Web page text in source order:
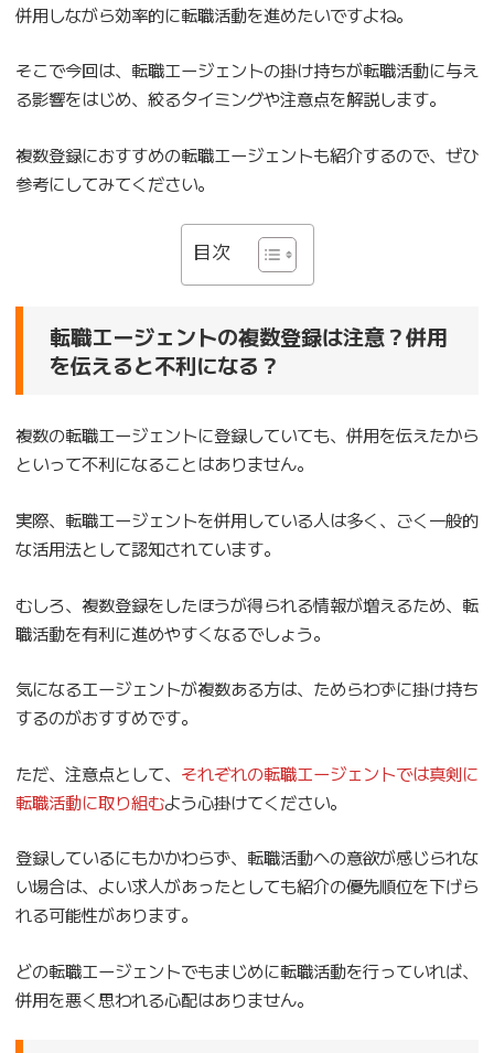
併用しながら効率的に転職活動を進めたいですよね。
そこで今回は、転職エージェントの掛け持ちが転職活動に与え
る影響をはじめ、絞るタイミングや注意点を解説します。
複数登録におすすめの転職エージェントも紹介するので、ぜひ
参考にしてみてください。
目次
転職エージェントの複数登録は注意？併用
を伝えると不利になる？
複数の転職エージェントに登録していても、併用を伝えたから
といって不利になることはありません。
実際、転職エージェントを併用している人は多く、ごく一般的
な活用法として認知されています。
むしろ、複数登録をしたほうが得られる情報が増えるため、転
職活動を有利に進めやすくなるでしょう。
気になるエージェントが複数ある方は、ためらわずに掛け持ち
するのがおすすめです。
ただ、注意点として、 それぞれの転職エージェントでは真剣に
転職活動に取り組むよう心掛けてください。
登録しているにもかかわらず、転職活動への意欲が感じられな
い場合は、よい求人があったとしても紹介の優先順位を下げら
れる可能性があります。
どの転職エージェントでもまじめに転職活動を行っていれば、
併用を悪く思われる心配はありません。